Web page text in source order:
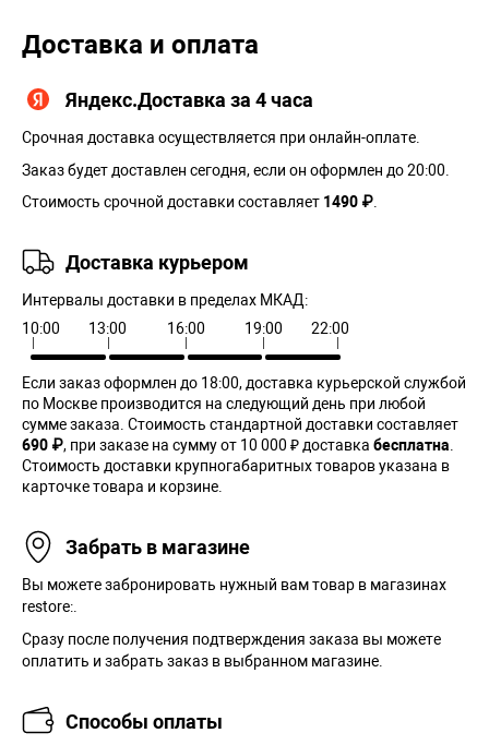
Доставка и оплата
Яндекс.Доставка за 4 часа
Срочная доставка осуществляется при онлайн-оплате.
Заказ будет доставлен сегодня, если он оформлен до 20:00.
Стоимость срочной доставки составляет 1490 ₽.
Доставка курьером
Интервалы доставки в пределах МКАД:
10:00
13:00 16:00 19:00 22:00
Если заказ оформлен до 18:00, доставка курьерской службой
по Москве производится на следующий день при любой
сумме заказа. Cтоимость стандартной доставки составляет
690 ₽, при заказе на сумму от 10 000 ₽ доставка бесплатна.
Стоимость доставки крупногабаритных товаров указана в
карточке товара и корзине.
Забрать в магазине
Вы можете забронировать нужный вам товар в магазинах
restore:.
Сразу после получения подтверждения заказа вы можете
оплатить и забрать заказ в выбранном магазине.
Способы оплаты